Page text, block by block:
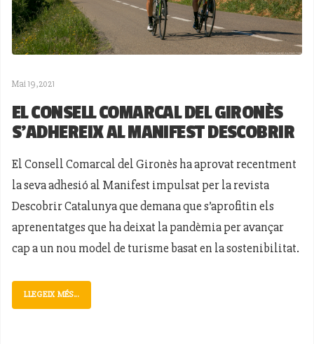
Mai 19,2021
EL CONSELL COMARCAL DEL GIRONÈS
S'ADHEREIX AL MANIFEST DESCOBRIR
El Consell Comarcal del Gironès ha aprovat recentment
la seva adhesió al Manifest impulsat per la revista
Descobrir Catalunya que demana que s’aprofitin els
aprenentatges que ha deixat la pandèmia per avançar
cap a un nou model de turisme basat en la sostenibilitat.
LLEGEIX MÉS...